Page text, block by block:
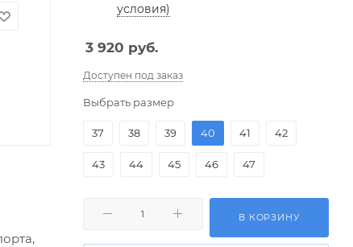
условия)
3 920 руб.
Доступен под заказ
Выбрать размер
37 38 39 40 41 42
43 44 45 46 47
В КОРЗИНУ